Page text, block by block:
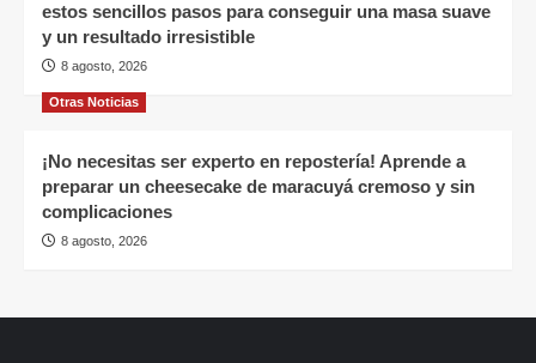
estos sencillos pasos para conseguir una masa suave
y un resultado irresistible
8 agosto, 2026
Otras Noticias
¡No necesitas ser experto en repostería! Aprende a
preparar un cheesecake de maracuyá cremoso y sin
complicaciones
8 agosto, 2026